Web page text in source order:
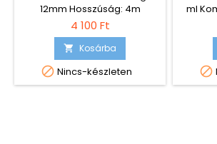
12mm Hosszúság: 4m
Kompatibilis címkézők: PT-
E300VP PT-H105 PT-H500
PTP750W PT-P900W
PTP950NW PT-D210 PT-D210VP
PTD400 PTD450VP
4 100 Ft
 Kosárba
 Nincs-készleten
ml
